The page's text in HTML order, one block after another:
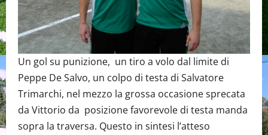
Un gol su punizione, un tiro a volo dal limite di
Peppe De Salvo, un colpo di testa di Salvatore
Trimarchi, nel mezzo la grossa occasione sprecata
da Vittorio da posizione favorevole di testa manda
sopra la traversa. Questo in sintesi l’atteso